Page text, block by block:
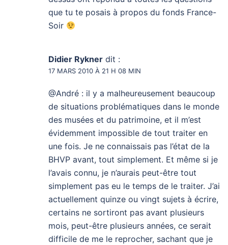
que tu te posais à propos du fonds France-
Soir
Didier Rykner dit :
17 MARS 2010 À 21 H 08 MIN
@André : il y a malheureusement beaucoup
de situations problématiques dans le monde
des musées et du patrimoine, et il m’est
évidemment impossible de tout traiter en
une fois. Je ne connaissais pas l’état de la
BHVP avant, tout simplement. Et même si je
l’avais connu, je n’aurais peut-être tout
simplement pas eu le temps de le traiter. J’ai
actuellement quinze ou vingt sujets à écrire,
certains ne sortiront pas avant plusieurs
mois, peut-être plusieurs années, ce serait
difficile de me le reprocher, sachant que je